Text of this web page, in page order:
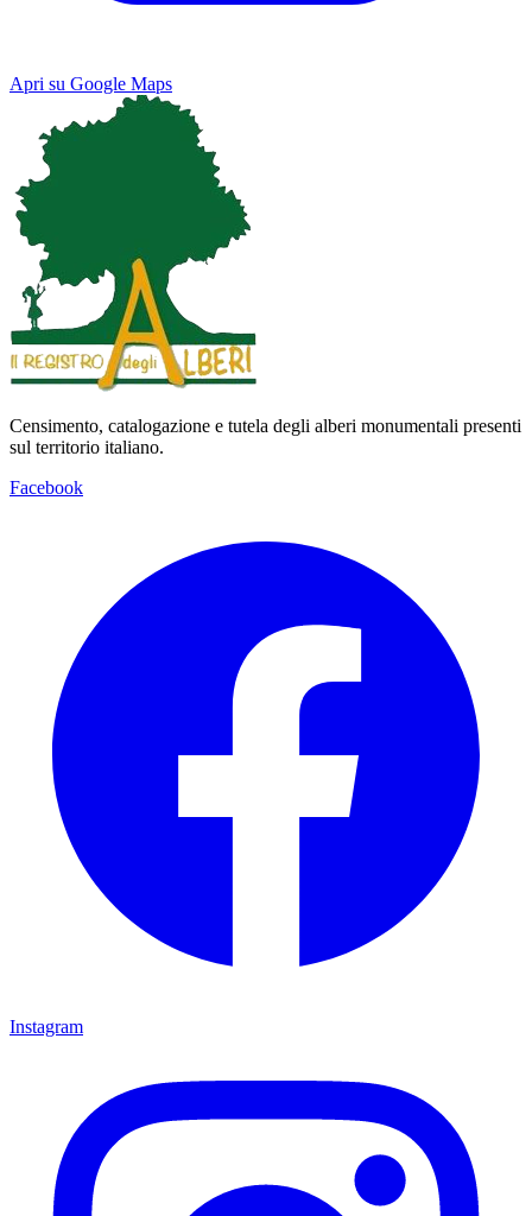
Apri su Google Maps
Map Satellite
Keyboard shortcuts
Censimento, catalogazione e tutela degli alberi monumentali presenti
sul territorio italiano.
Facebook
Instagram